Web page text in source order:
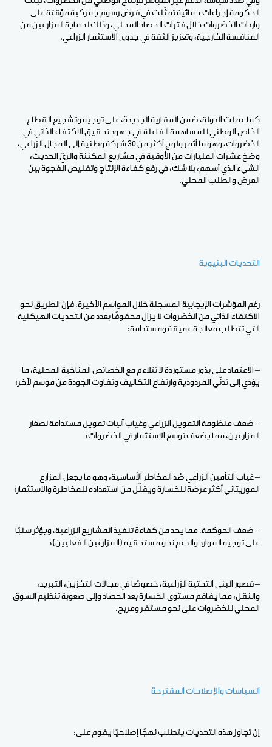
الحكومة إجراءات حمائية تمثّلت في فرض رسوم جمركية مؤقتة على
واردات الخضروات خلال فترات الحصاد المحلي، وذلك لحماية المزارعين من
المنافسة الخارجية، وتعزيز الثقة في جدوى الاستثمار الزراعي.
كما عملت الدولة، ضمن المقاربة الجديدة، على توجيه وتشجيع القطاع
الخاص الوطني للمساهمة الفاعلة في جهود تحقيق الاكتفاء الذاتي في
الخضروات، وهو ما أثمر ولوج أكثر من 30 شركة وطنية إلى المجال الزراعي،
وضخ عشرات المليارات من الأوقية في مشاريع المكننة والريّ الحديث،
الشيء الذي أسهم، بلا شك، في رفع كفاءة الإنتاج وتقليص الفجوة بين
العرض والطلب المحلي.
التحديات البنيوية
رغم المؤشرات الإيجابية المسجلة خلال المواسم الأخيرة، فإن الطريق نحو
الاكتفاء الذاتي من الخضروات لا يزال محفوفًا بعدد من التحديات الهيكلية
التي تتطلب معالجة عميقة ومستدامة:
– الاعتماد على بذور مستوردة لا تتلاءم مع الخصائص المناخية المحلية، ما
يؤدي إلى تدنّي المردودية وارتفاع التكاليف وتفاوت الجودة من موسم لآخر؛
– ضعف منظومة التمويل الزراعي وغياب آليات تمويل مستدامة لصغار
المزارعين، مما يضعف توسع الاستثمار في الخضروات؛
– غياب التأمين الزراعي ضد المخاطر الأساسية، وهو ما يجعل المزارع
الموريتاني أكثر عرضة للخسارة ويقلّل من استعداده للمخاطرة والاستثمار؛
– ضعف الحوكمة، مما يحد من كفاءة تنفيذ المشاريع الزراعية، ويؤثر سلبًا
على توجيه الموارد والدعم نحو مستحقيه (المزارعين الفعليين)؛
– قصور البنى التحتية الزراعية، خصوصًا في مجالات التخزين، التبريد،
والنقل، مما يفاقم مستوى الخسارة بعد الحصاد وإلى صعوبة تنظيم السوق
المحلي للخضروات على نحو مستقر ومربح.
السياسات والإصلاحات المقترحة
إن تجاوز هذه التحديات يتطلب نهجًا إصلاحيًا يقوم على: